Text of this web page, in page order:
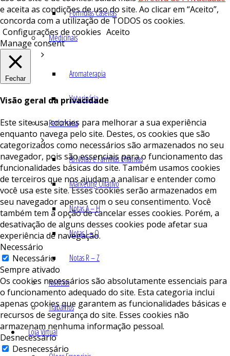
Fórmulas Caseiras
Medicinais
Aromaterapia
Veterinária
Perfumaria
As Notas e Famílias Olfativas
Marketing Olfativo
Notas A – H
Notas I – Q
Notas R – Z
Notícias
Trabalhos
Loja Virtual
e aceita as condições de uso do site. Ao clicar em “Aceito”,
concorda com a utilização de TODOS os cookies.
Configurações de cookies Aceito
Manage consent
Fechar
Visão geral da privacidade
Este site usa cookies para melhorar a sua experiência
enquanto navega pelo site. Destes, os cookies que são
categorizados como necessários são armazenados no seu
navegador, pois são essenciais para o funcionamento das
funcionalidades básicas do site. Também usamos cookies
de terceiros que nos ajudam a analisar e entender como
você usa este site. Esses cookies serão armazenados em
seu navegador apenas com o seu consentimento. Você
também tem a opção de cancelar esses cookies. Porém, a
desativação de alguns desses cookies pode afetar sua
experiência de navegação.
Necessário
Necessário
Sempre ativado
Os cookies necessários são absolutamente essenciais para
o funcionamento adequado do site. Esta categoria inclui
apenas cookies que garantem as funcionalidades básicas e
recursos de segurança do site. Esses cookies não
armazenam nenhuma informação pessoal.
Desnecessário
Desnecessário